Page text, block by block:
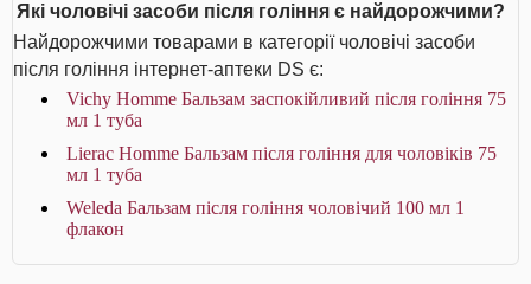
Які чоловічі засоби після гоління є найдорожчими?
Найдорожчими товарами в категорії чоловічі засоби
після гоління інтернет-аптеки DS є:
Vichy Homme Бальзам заспокійливий після гоління 75
мл 1 туба
Lierac Homme Бальзам після гоління для чоловіків 75
мл 1 туба
Weleda Бальзам після гоління чоловічий 100 мл 1
флакон